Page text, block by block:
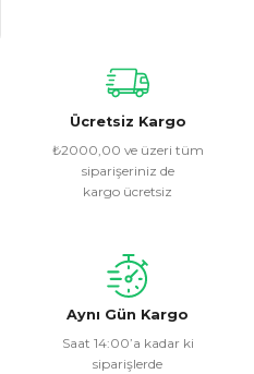
Ücretsiz Kargo
₺2000,00 ve üzeri tüm
siparişeriniz de
kargo ücretsiz
Aynı Gün Kargo
Saat 14:00’a kadar ki
siparişlerde